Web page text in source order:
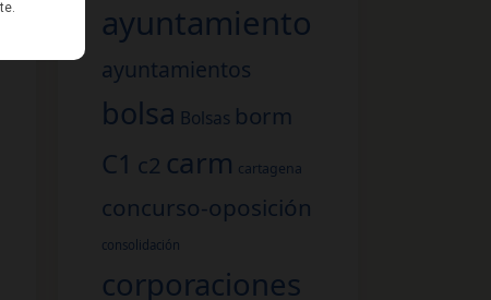
ayuntamiento
ayuntamientos
bolsa Bolsas borm
C1 c2 carm cartagena
concurso-oposición
consolidación
corporaciones